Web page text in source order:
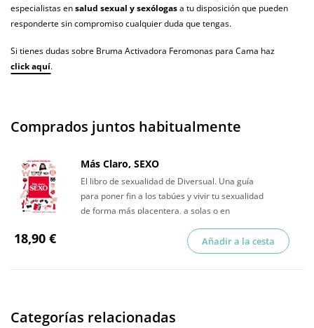
especialistas ensalud sexual y sexólogasa tu disposición que pueden
responderte sin compromiso cualquier duda que tengas.
Si tienes dudas sobre Bruma Activadora Feromonas para Cama haz
click aquí.
Comprados juntos habitualmente
Más Claro, SEXO
El libro de sexualidad de Diversual. Una guía
para poner fin a los tabúes y vivir tu sexualidad
de forma más placentera, a solas o en
18,90 € Añadir a la cesta
Categorías relacionadas